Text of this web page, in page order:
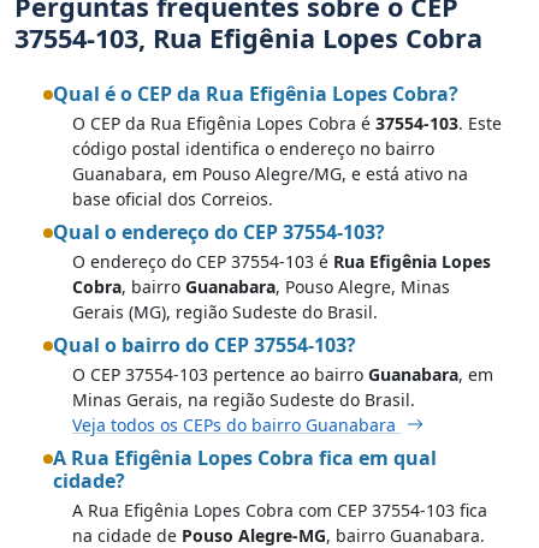
37554-103, Rua Efigênia Lopes Cobra
Qual é o CEP da Rua Efigênia Lopes Cobra?
O CEP da Rua Efigênia Lopes Cobra é 37554-103. Este
código postal identifica o endereço no bairro
Guanabara, em Pouso Alegre/MG, e está ativo na
base oficial dos Correios.
Qual o endereço do CEP 37554-103?
O endereço do CEP 37554-103 é Rua Efigênia Lopes
Cobra, bairro Guanabara, Pouso Alegre, Minas
Gerais (MG), região Sudeste do Brasil.
Qual o bairro do CEP 37554-103?
O CEP 37554-103 pertence ao bairro Guanabara, em
Minas Gerais, na região Sudeste do Brasil.
Veja todos os CEPs do bairro Guanabara
A Rua Efigênia Lopes Cobra fica em qual
cidade?
A Rua Efigênia Lopes Cobra com CEP 37554-103 fica
na cidade de Pouso Alegre-MG, bairro Guanabara.